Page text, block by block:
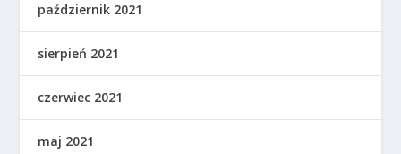
październik 2021
sierpień 2021
czerwiec 2021
maj 2021